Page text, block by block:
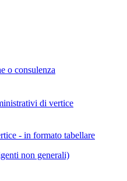
o consulenza
di vertice
- in formato tabellare
non generali)